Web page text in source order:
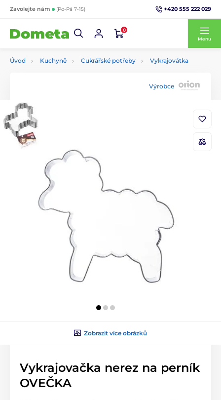
Zavolejte nám (Po-Pá 7-15) +420 555 222 029
0
Menu
Úvod Kuchyně Cukrářské potřeby Vykrajovátka
Výrobce
Zobrazit více obrázků
Vykrajovačka nerez na perník
OVEČKA